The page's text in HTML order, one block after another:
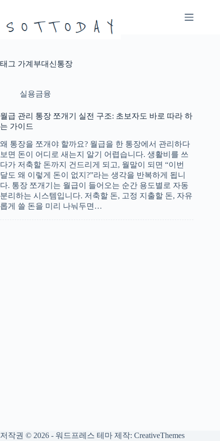
으
뛰
태그 가계부대신통장
실용금융
월급 관리 통장 쪼개기 실전 구조: 초보자도 바로 따라 하
는 가이드
왜 통장을 쪼개야 할까요? 월급을 한 통장에서 관리하다
보면 돈이 어디로 새는지 알기 어렵습니다. 생활비를 쓰
다가 저축할 돈까지 건드리게 되고, 월말이 되면 “이번
달도 왜 이렇게 돈이 없지?”라는 생각을 반복하게 됩니
다. 통장 쪼개기는 월급이 들어오는 순간 용도별로 자동
분리하는 시스템입니다. 저축할 돈, 고정 지출할 돈, 자유
롭게 쓸 돈을 미리 나눠두면…
저작권 © 2026 - 워드프레스 테마 제작: CreativeThemes